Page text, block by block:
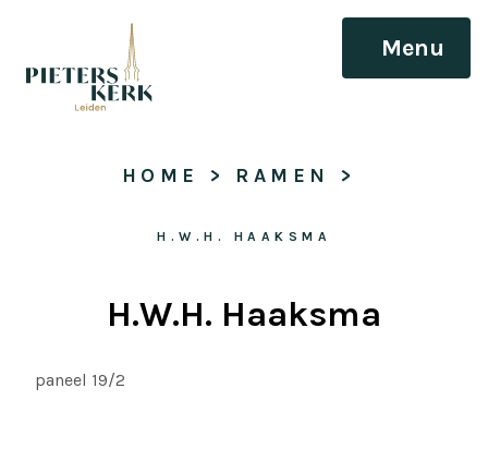
Menu
HOME > RAMEN >
H.W.H. HAAKSMA
H.W.H. Haaksma
paneel 19/2